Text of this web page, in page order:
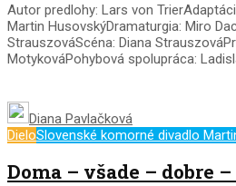
Autor predlohy: Lars von
Martin HusovskýDramaturgia: Miro
StrauszováScéna: Diana
MotykováPohybová spolupráca:
Diana Pavlačková
DieloSlovenské komorné divadlo
Doma – všade – dobre